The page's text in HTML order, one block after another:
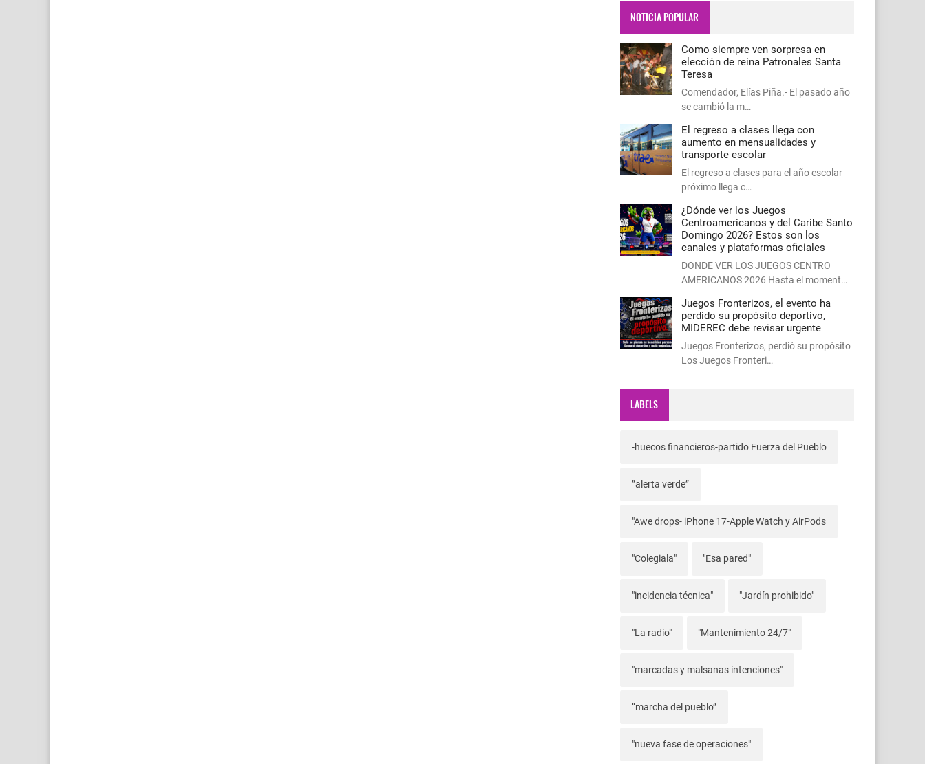
NOTICIA POPULAR
Como siempre ven sorpresa en
elección de reina Patronales Santa
Teresa
Comendador, Elías Piña.- El pasado año
se cambió la m…
El regreso a clases llega con
aumento en mensualidades y
transporte escolar
El regreso a clases para el año escolar
próximo llega c…
¿Dónde ver los Juegos
Centroamericanos y del Caribe Santo
Domingo 2026? Estos son los
canales y plataformas oficiales
DONDE VER LOS JUEGOS CENTRO
AMERICANOS 2026 Hasta el moment…
Juegos Fronterizos, el evento ha
perdido su propósito deportivo,
MIDEREC debe revisar urgente
Juegos Fronterizos, perdió su propósito
Los Juegos Fronteri…
LABELS
-huecos financieros-partido Fuerza del Pueblo
”alerta verde”
"Awe drops- iPhone 17-Apple Watch y AirPods
"Colegiala" "Esa pared"
"incidencia técnica" "Jardín prohibido"
"La radio" "Mantenimiento 24/7"
"marcadas y malsanas intenciones"
“marcha del pueblo”
"nueva fase de operaciones"